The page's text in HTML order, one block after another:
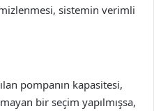
sistemin verimli
pompanın kapasitesi,
bir seçim yapılmışsa,